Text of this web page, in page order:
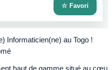
☆ Favori
Informaticien(ne) au Togo !
haut de gamme situé au cœur